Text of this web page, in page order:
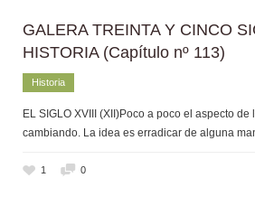
GALERA TREINTA Y CINCO
HISTORIA (Capítulo nº 113)
Historia
EL SIGLO XVIII (XII)Poco a poco el aspecto de
cambiando. La idea es erradicar de alguna
1 0